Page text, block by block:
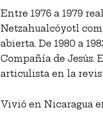
Entre 1976 a 1979
Netzahualcóyotl
abierta. De 1980 a
Compañía de Jesús.
articulista en la
Vivió en Nicaragua